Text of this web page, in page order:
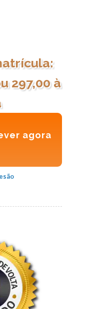
297,00 à
agora